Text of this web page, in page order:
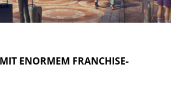
ENORMEM FRANCHISE-